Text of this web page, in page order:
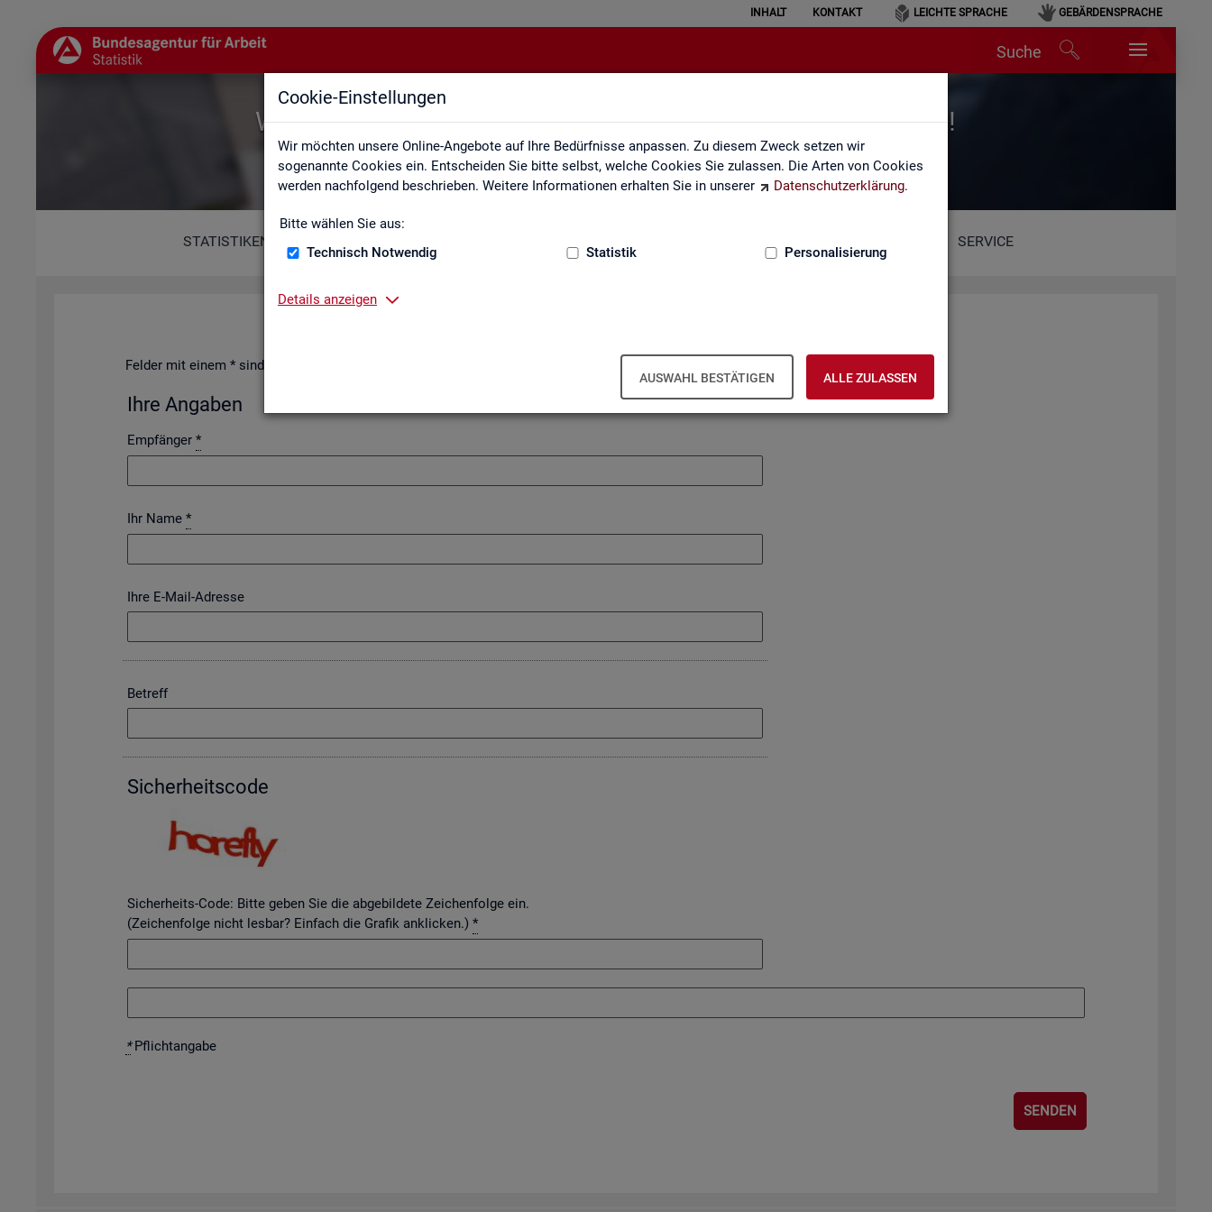
Cookie-Einstellungen
Wir möchten unsere Online-Angebote auf Ihre Bedürfnisse anpassen. Zu diesem Zweck setzen wir
sogenannte Cookies ein. Entscheiden Sie bitte selbst, welche Cookies Sie zulassen. Die Arten von Cookies
werden nachfolgend beschrieben. Weitere Informationen erhalten Sie in unserer
Datenschutzerklärung.
Bitte wählen Sie aus:
Technisch Notwendig
Statistik Personalisierung
Details anzeigen
AUSWAHL BESTÄTIGEN ALLE ZULASSEN
INHALT KONTAKT LEICHTE SPRACHE GEBÄRDENSPRACHE
Suche
Willkommen bei der Statistik der Bundesagentur für Arbeit!
STATISTIKEN SERVICE
Fel­der mit einem * sind Pflicht­fel­der und müs­sen aus­ge­füllt wer­den
Ihre An­ga­ben
Empfänger *
Ihr Name *
Ihre E-Mail-Adresse
Betreff
Si­cher­heits­code
Sicherheits-Code: Bitte geben Sie die abgebildete Zeichenfolge ein.
(Zeichenfolge nicht lesbar? Einfach die Grafik anklicken.) *
*Pflicht­an­ga­be